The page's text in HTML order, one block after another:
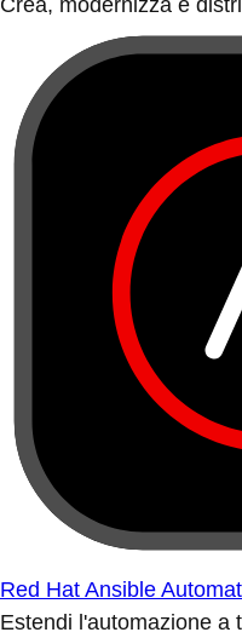
Crea, modernizza e
Red Hat Ansible
Estendi l'automazione a